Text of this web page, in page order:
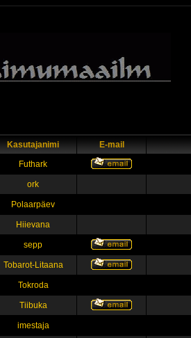
Kasutajanimi
E-mail
Futhark
ork
Polaarpäev
Hiievana
sepp
Tobarot-Litaana
Tokroda
Tiibuka
imestaja